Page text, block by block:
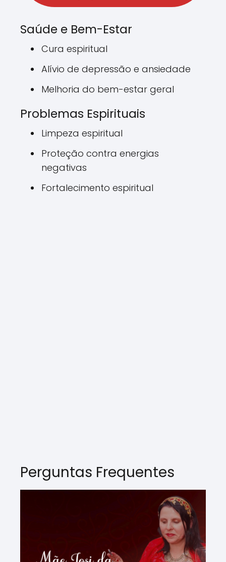
Saúde e Bem-Estar
Cura espiritual
Alívio de depressão e ansiedade
Melhoria do bem-estar geral
Problemas Espirituais
Limpeza espiritual
Proteção contra energias
negativas
Fortalecimento espiritual
Perguntas Frequentes